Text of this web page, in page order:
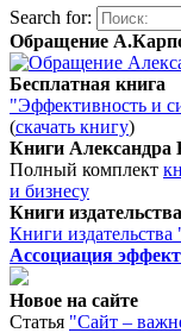
Search for:
Обращение
Бесплатная книга
"Эффективность и
(скачать книгу)
Книги Александра
Полный комплект
и бизнесу
Книги издательства
Книги
Ассоциация
Новое на сайте
Статья "Сайт –